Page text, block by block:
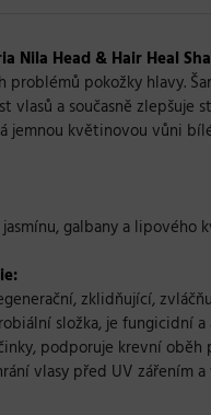
Nila Head & Hair Heal
pokožky hlavy.
vlasů a současně zlepšuje
jemnou květinovou vůni
galbany a lipového
zklidňující,
složka, je fungicidní
podporuje krevní
vlasy před UV zářením